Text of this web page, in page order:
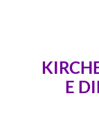
E